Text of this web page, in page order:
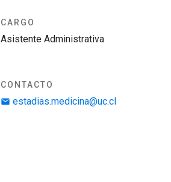
CARGO
Asistente Administrativa
CONTACTO
email estadias.medicina@uc.cl